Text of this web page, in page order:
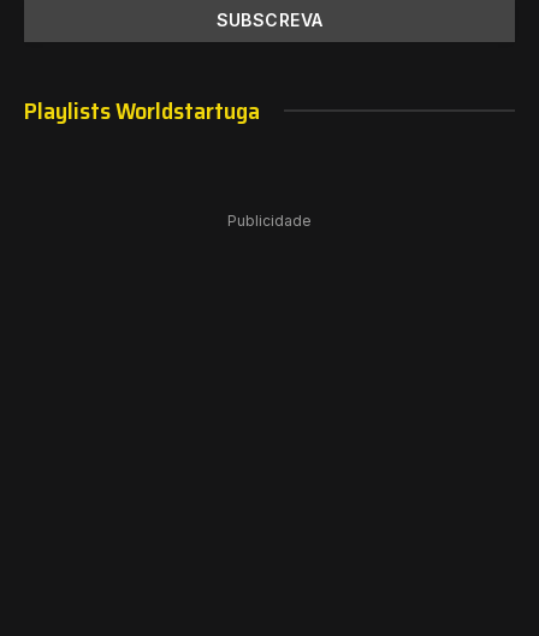
Playlists Worldstartuga
Publicidade